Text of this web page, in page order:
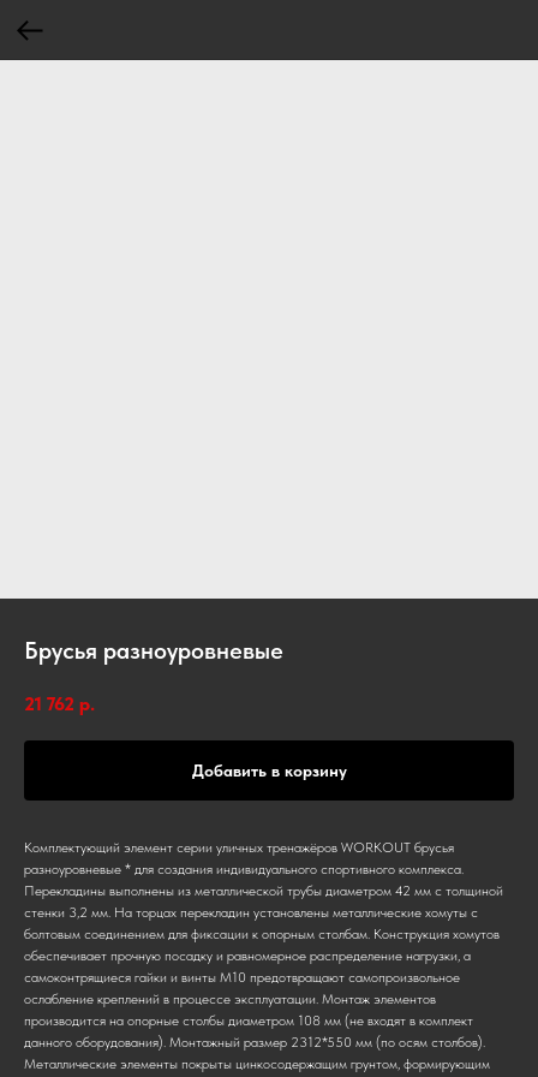
Брусья разноуровневые
21 762 р.
Добавить в корзину
Комплектующий элемент серии уличных тренажёров WORKOUT брусья
разноуровневые * для создания индивидуального спортивного комплекса.
Перекладины выполнены из металлической трубы диаметром 42 мм с толщиной
стенки 3,2 мм. На торцах перекладин установлены металлические хомуты с
болтовым соединением для фиксации к опорным столбам. Конструкция хомутов
обеспечивает прочную посадку и равномерное распределение нагрузки, а
самоконтрящиеся гайки и винты М10 предотвращают самопроизвольное
ослабление креплений в процессе эксплуатации. Монтаж элементов
производится на опорные столбы диаметром 108 мм (не входят в комплект
данного оборудования). Монтажный размер 2312*550 мм (по осям столбов).
Металлические элементы покрыты цинкосодержащим грунтом, формирующим